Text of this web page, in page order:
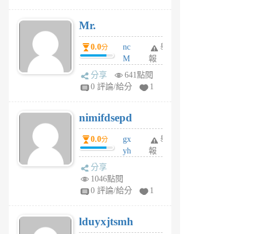
Mr.
0.0分
nc
M
U
F
U
5
個
月
舉
報
分享
641點閱
0 評論/給分
1
nimifdsepd
0.0分
gx
yh
jl
月
舉
報
分享
1046點閱
0 評論/給分
1
lduyxjtsmh